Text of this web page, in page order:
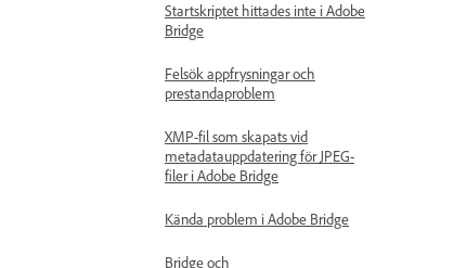
Startskriptet hittades inte i Adobe
Bridge
Felsök appfrysningar och
prestandaproblem
XMP-fil som skapats vid
metadatauppdatering för JPEG-
filer i Adobe Bridge
Kända problem i Adobe Bridge
Bridge och